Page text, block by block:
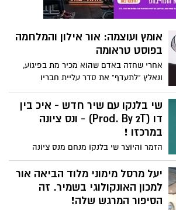
תומר בסינגל וקליפ חדשים
בישראל ובעולם. המטרה שלו היא לכבוש את
העולם: "את כל מה שיש לי שמתי במוזיקה,
אני רוצה שהשירים שלי יעשו טוב לקהל שלי.
אני עושה מוזיקה שמורכבת מהחוויות
אומץ ועוצמה: אור אילון והמלחמה
בפוסט טראומה
אחרי שחזה באדם שהוא מכיר מת בפיגוע,
ונאלץ "לתעדף" את סדר עליית חבריו
לאמבולנס אחרי אירוע ירי, אור אילון סיים את
הצבא בצורה לא פשוטה. אור, הסובל מפוסט
טראומה בעקבות שירותו כחובש, מרצה
בשנים האחרונות על סיפורו, ובשבוע שעבר
הרצה בפני חניכי שבט סהר בשכונת מליבו.
"צריך להעלות את המודעות, כדי שאנשים
יוציאו את זה החוצה. בסופו של דבר אני
רואה שזה עוזר, ויש לזה אימפקט חיובי".
סיפור יוצא דופן
שי בלנקו עם שיר חדש - איכ בין
דו (Prod. By 2T) - ונס ציונה
במרכזו !
הזמר והיוצר שי בלנקו מנחם מנס ציונה
מפרסם שיר נוסף תחת הדמות "המנויחס"
שמזוהה עימו. הפעם הוא גם מזכיר את נס
ציונה ואת התיכון המקומי בו למד. צפו
בווידאו באתר נס ציונה נט.
יעל מרסל מימוני מלוד הביאה אור
למכון האונקולוגי בשמיר. זה
הסיפור המרגש שלה!